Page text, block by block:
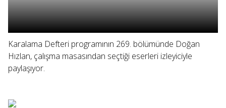
Karalama Defteri programının 269. bölümünde Doğan
Hızlan, çalışma masasından seçtiği eserleri izleyiciyle
paylaşıyor.